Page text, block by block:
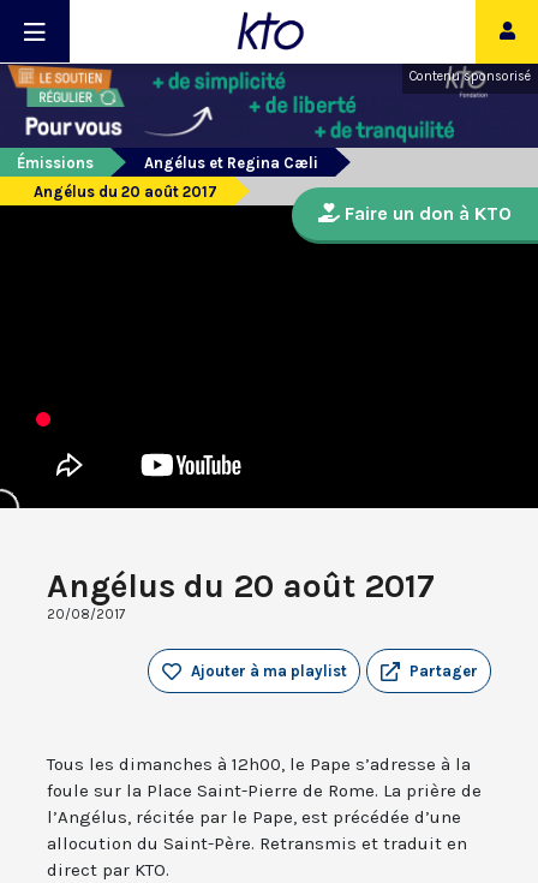
Contenu sponsorisé
Émissions
Angélus et Regina Cæli
Angélus du 20 août 2017
Angélus du 20 août 2017
20/08/2017
Partager
Ajouter à ma playlist
Tous les dimanches à 12h00, le Pape s’adresse à la
foule sur la Place Saint-Pierre de Rome. La prière de
l’Angélus, récitée par le Pape, est précédée d’une
allocution du Saint-Père. Retransmis et traduit en
direct par KTO.
Faire un don à KTO